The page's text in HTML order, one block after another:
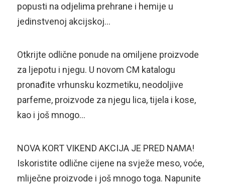
popusti na odjelima prehrane i hemije u
jedinstvenoj akcijskoj…
Otkrijte odlične ponude na omiljene proizvode
za ljepotu i njegu. U novom CM katalogu
pronađite vrhunsku kozmetiku, neodoljive
parfeme, proizvode za njegu lica, tijela i kose,
kao i još mnogo…
NOVA KORT VIKEND AKCIJA JE PRED NAMA!
Iskoristite odlične cijene na svježe meso, voće,
mliječne proizvode i još mnogo toga. Napunite